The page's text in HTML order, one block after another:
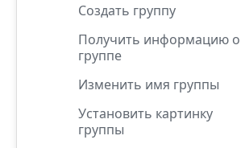
Создать группу
Получить информацию о
группе
Изменить имя группы
Установить картинку
группы